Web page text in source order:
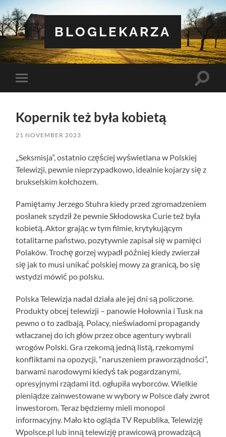
BLOGLEKARZA
Toggle
mobile
Toggle
Kopernik też była kobietą
21 NOVEMBER 2023
„Seksmisja”, ostatnio częściej wyświetlana w Polskiej
Telewizji, pewnie nieprzypadkowo, idealnie kojarzy się z
brukselskim kołchozem.
Pamiętamy Jerzego Stuhra kiedy przed zgromadzeniem
posłanek szydził że pewnie Skłodowska Curie też była
kobietą. Aktor grając w tym filmie, krytykującym
totalitarne państwo, pozytywnie zapisał się w pamięci
Polaków. Trochę gorzej wypadł później kiedy zwierzał
się jak to musi unikać polskiej mowy za granicą, bo się
wstydzi mówić po polsku.
Polska Telewizja nadal działa ale jej dni są policzone.
Produkty obcej telewizji – panowie Hołownia i Tusk na
pewno o to zadbają. Polacy, nieświadomi propagandy
wtłaczanej do ich głów przez obce agentury wybrali
wrogów Polski. Gra rzekomą jedną listą, rzekomymi
konfliktami na opozycji, “naruszeniem praworządności”,
barwami narodowymi kiedyś tak pogardzanymi,
opresyjnymi rządami itd. ogłupiła wyborców. Wielkie
pieniądze zainwestowane w wybory w Polsce dały zwrot
inwestorom. Teraz będziemy mieli monopol
informacyjny. Mało kto ogląda TV Republika, Telewizję
Wpolsce.pl lub inną telewizję prawicową prowadzącą